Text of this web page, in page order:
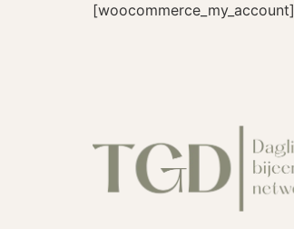
[woocommerce_my_account]